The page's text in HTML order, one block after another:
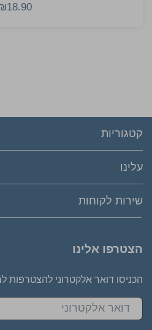
קטגוריות
עלינו
שירות לקוחות
הצטרפו אלינו
הכניסו דואר אלקטרוני להצטרפות